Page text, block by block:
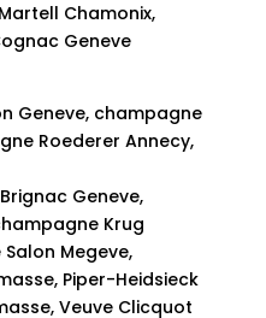
Chamonix,
Geneve
Geneve, champagne
Roederer Annecy,
Geneve,
Krug
Megeve,
Piper-Heidsieck
Veuve Clicquot